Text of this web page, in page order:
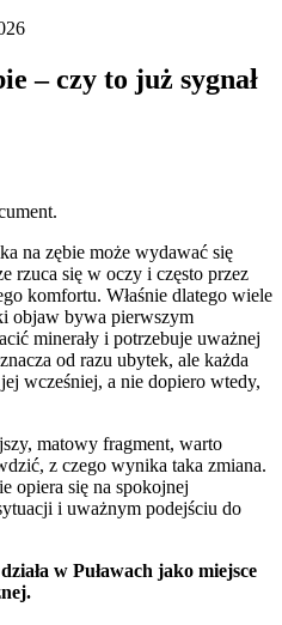
– czy to już sygnał
na zębie może wydawać się
rzuca się w oczy i często przez
komfortu. Właśnie dlatego wiele
objaw bywa pierwszym
minerały i potrzebuje uważnej
od razu ubytek, ale każda
wcześniej, a nie dopiero wtedy,
matowy fragment, warto
z czego wynika taka zmiana.
opiera się na spokojnej
i uważnym podejściu do
w Puławach jako miejsce